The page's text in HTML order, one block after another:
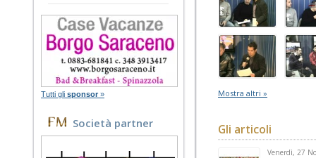
Tutti gli sponsor »
Società partner
Mostra altri »
Gli articoli
Venerdì, 27